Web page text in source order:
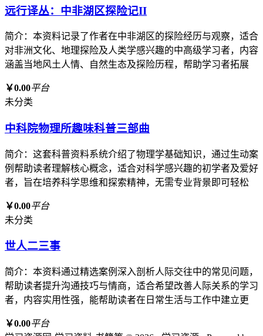
远行译丛：中非湖区探险记II
简介：本资料记录了作者在中非湖区的探险经历与观察，适合
对非洲文化、地理探险及人类学感兴趣的中高级学习者，内容
涵盖当地风土人情、自然生态及探险历程，帮助学习者拓展
￥0.00平台
未分类
中科院物理所趣味科普三部曲
简介：这套科普资料系统介绍了物理学基础知识，通过生动案
例帮助读者理解核心概念，适合对科学感兴趣的初学者及爱好
者，旨在培养科学思维和探索精神，无需专业背景即可轻松
￥0.00平台
未分类
世人二三事
简介：本资料通过精选案例深入剖析人际交往中的常见问题，
帮助读者提升沟通技巧与情商，适合希望改善人际关系的学习
者，内容实用性强，能帮助读者在日常生活与工作中建立更
￥0.00平台